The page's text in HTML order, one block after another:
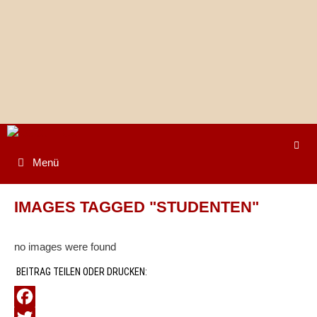
Menü
IMAGES TAGGED "STUDENTEN"
no images were found
BEITRAG TEILEN ODER DRUCKEN: